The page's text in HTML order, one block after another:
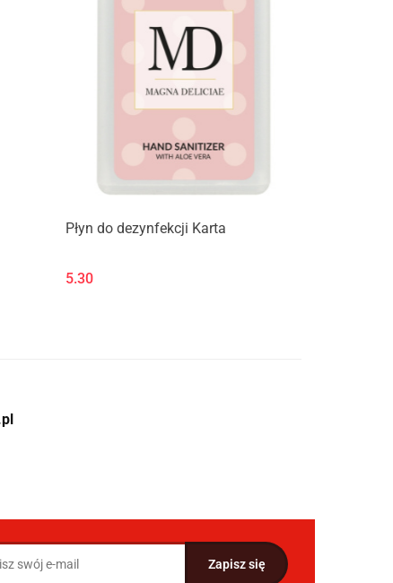
Płyn do dezynfekcji Karta
5.30